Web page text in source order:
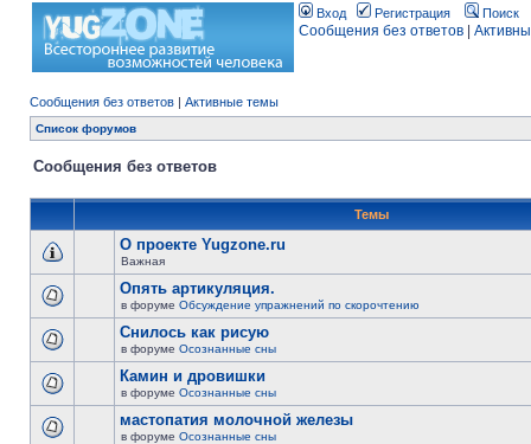
Вход Регистрация Поиск
Сообщения без ответов
Сообщения без ответов | Активные темы
Список форумов
Сообщения без ответов
Темы
О проекте Yugzone.ru
Важная
Опять артикуляция.
в форуме Обсуждение упражнений по скорочтению
Снилось как рисую
в форуме Осознанные сны
Камин и дровишки
в форуме Осознанные сны
мастопатия молочной железы
в форуме Осознанные сны